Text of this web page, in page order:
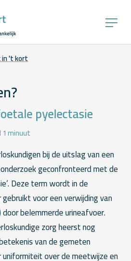
in 't kort
pyelectasie
minuut
bij de uitslag van een
geconfronteerd met de
Deze term wordt in de
voor een verwijding van
belemmerde urineafvoer.
zorg heerst nog
van de gemeten
over de meetwijze en